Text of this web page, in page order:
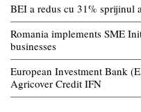
BEI a redus cu 31% sprijinul
Romania implements SME
businesses
European Investment Bank
Agricover Credit IFN